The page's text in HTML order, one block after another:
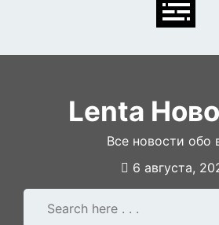
Lenta
Все новости обо
6 августа,